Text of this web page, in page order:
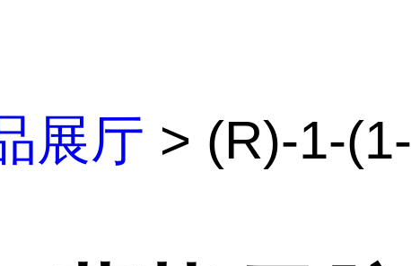
展厅 > (R)-1-(1-